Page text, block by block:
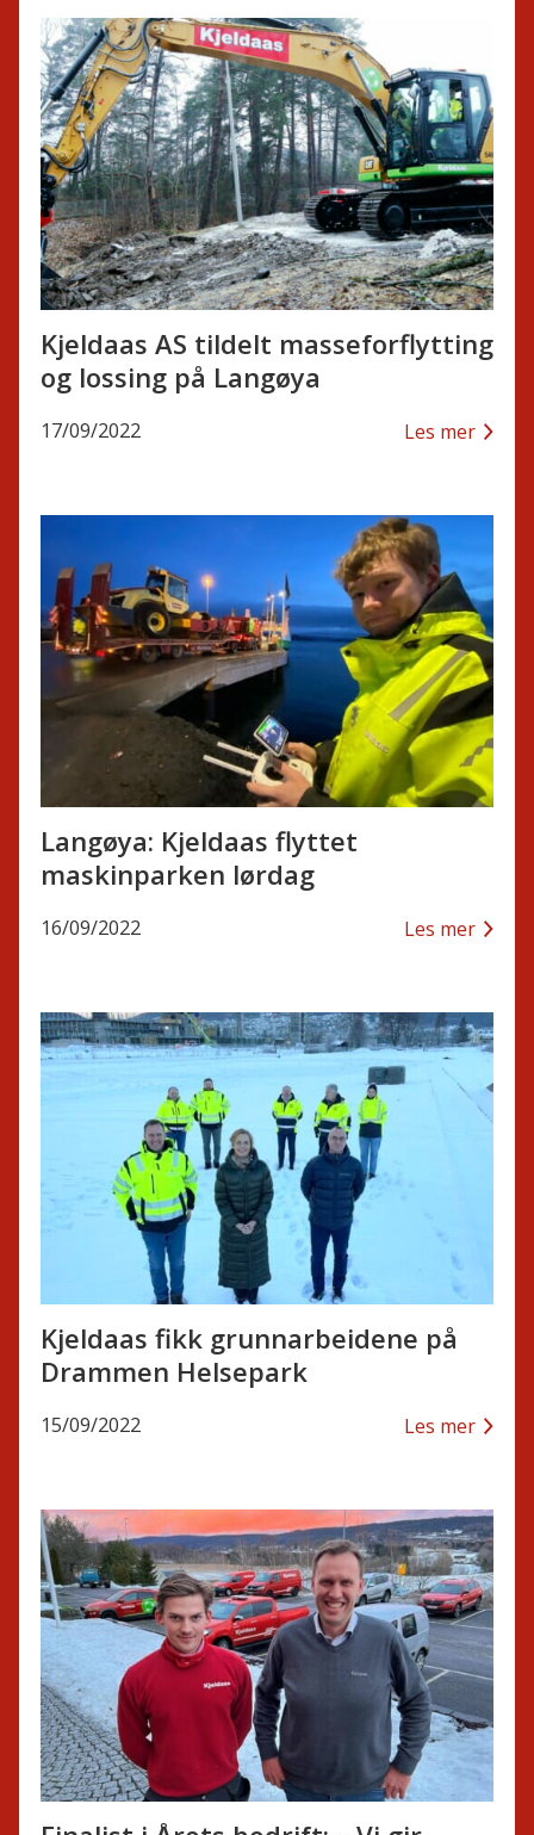
Kjeldaas AS tildelt masseforflytting
og lossing på Langøya
17/09/2022 Les mer
Langøya: Kjeldaas flyttet
maskinparken lørdag
16/09/2022 Les mer
Kjeldaas fikk grunnarbeidene på
Drammen Helsepark
15/09/2022 Les mer